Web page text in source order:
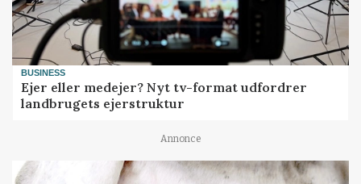
BUSINESS
Ejer eller medejer? Nyt tv-format udfordrer
landbrugets ejerstruktur
Annonce